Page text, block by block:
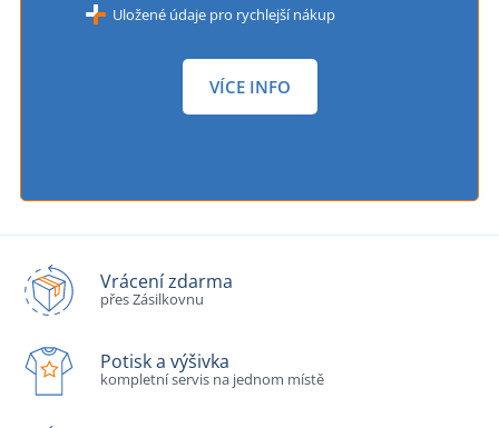
Uložené údaje pro rychlejší nákup
VÍCE INFO
Vrácení zdarma
přes Zásilkovnu
Potisk a výšivka
kompletní servis na jednom místě